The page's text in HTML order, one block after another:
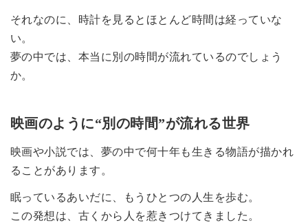
それなのに、時計を見るとほとんど時間は経っていな
い。
夢の中では、本当に別の時間が流れているのでしょう
か。
映画のように“別の時間”が流れる世界
映画や小説では、夢の中で何十年も生きる物語が描かれ
ることがあります。
眠っているあいだに、もうひとつの人生を歩む。
この発想は、古くから人を惹きつけてきました。